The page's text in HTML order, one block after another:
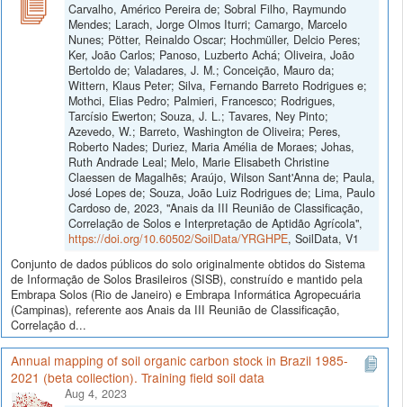
Carvalho, Américo Pereira de; Sobral Filho, Raymundo
Mendes; Larach, Jorge Olmos Iturri; Camargo, Marcelo
Nunes; Pötter, Reinaldo Oscar; Hochmüller, Delcio Peres;
Ker, João Carlos; Panoso, Luzberto Achá; Oliveira, João
Bertoldo de; Valadares, J. M.; Conceição, Mauro da;
Wittern, Klaus Peter; Silva, Fernando Barreto Rodrigues e;
Mothci, Elias Pedro; Palmieri, Francesco; Rodrigues,
Tarcísio Ewerton; Souza, J. L.; Tavares, Ney Pinto;
Azevedo, W.; Barreto, Washington de Oliveira; Peres,
Roberto Nades; Duriez, Maria Amélia de Moraes; Johas,
Ruth Andrade Leal; Melo, Marie Elisabeth Christine
Claessen de Magalhẽs; Araújo, Wilson Sant'Anna de; Paula,
José Lopes de; Souza, João Luiz Rodrigues de; Lima, Paulo
Cardoso de, 2023, "Anais da III Reunião de Classificação,
Correlação de Solos e Interpretação de Aptidão Agrícola",
https://doi.org/10.60502/SoilData/YRGHPE, SoilData, V1
Conjunto de dados públicos do solo originalmente obtidos do Sistema
de Informação de Solos Brasileiros (SISB), construído e mantido pela
Embrapa Solos (Rio de Janeiro) e Embrapa Informática Agropecuária
(Campinas), referente aos Anais da III Reunião de Classificação,
Correlação d...
Annual mapping of soil organic carbon stock in Brazil 1985-
2021 (beta collection). Training field soil data
Aug 4, 2023